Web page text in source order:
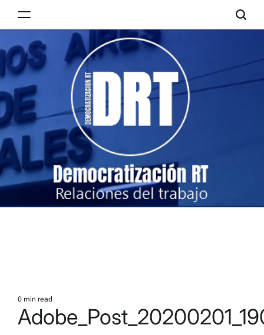
RT
Estimated
read
time
0 min read